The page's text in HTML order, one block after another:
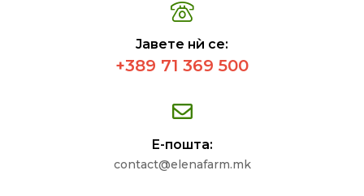
Јавете нѝ се:
+389 71 369 500
Е-пошта:
contact@elenafarm.mk